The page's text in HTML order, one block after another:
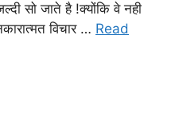
सो जाते है !क्योंकि वे नही
विचार … Read